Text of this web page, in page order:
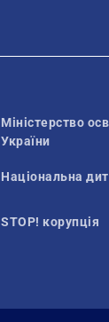
Міністерство
України
Національна
STOP! корупція